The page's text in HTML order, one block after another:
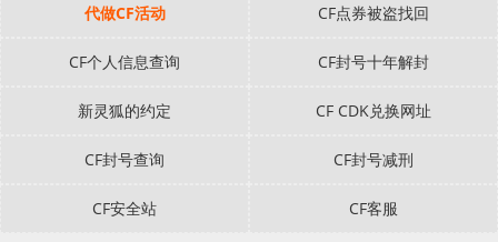
代做CF活动 CF点券被盗找回
CF个人信息查询 CF封号十年解封
新灵狐的约定 CF CDK兑换网址
CF封号查询 CF封号减刑
CF安全站 CF客服